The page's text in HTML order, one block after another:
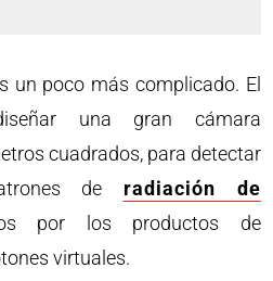
un poco más complicado. El
una gran cámara
cuadrados, para detectar
de radiación de
por los productos de
virtuales.